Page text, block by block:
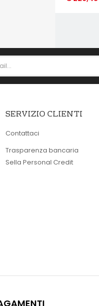
SERVIZIO CLIENTI
Contattaci
Trasparenza bancaria
Sella Personal Credit